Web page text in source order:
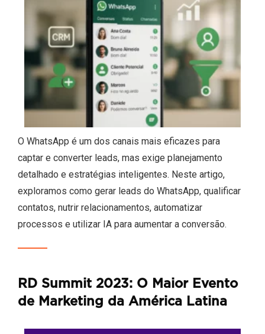
O WhatsApp é um dos canais mais eficazes para
captar e converter leads, mas exige planejamento
detalhado e estratégias inteligentes. Neste artigo,
exploramos como gerar leads do WhatsApp, qualificar
contatos, nutrir relacionamentos, automatizar
processos e utilizar IA para aumentar a conversão.
RD Summit 2023: O Maior Evento
de Marketing da América Latina